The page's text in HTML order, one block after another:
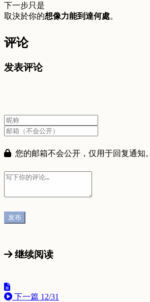
下一步只是
取決於你的想像力能到達何處。
评论
发表评论
您的邮箱不会公开，仅用于回复通知。
继续阅读
下一篇 12/31